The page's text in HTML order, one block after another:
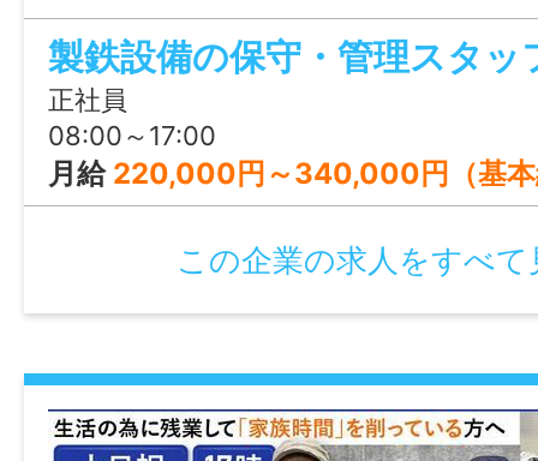
喫煙可
・試用期間：1ヶ月
・試用期間中の労働条件：同条件
・雇用期間の定め：なし
・定年制：あり（70歳）
・再雇用制度：あり（75歳）
・固定残業代制：なし
やお茶を会社から1日2本程度支給
●夜勤に関してはマイカー通勤相談
●基本日払い（現金支給）
給。機械・プラント設計経験者なら、専
ャリアアップできる環境です。
製鉄設備の保守・管理スタッ
正社員
08:00～17:00
月給 220,000円～340,000円（基本給） ＜予定年収
この企業の求人をすべて